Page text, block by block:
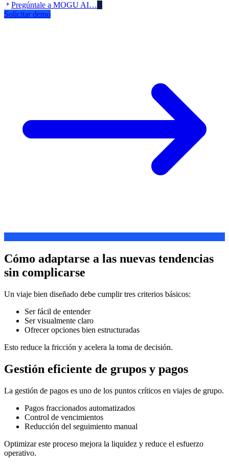
Pregúntale a MOGU AI…
Solicitar demo
Cómo adaptarse a las nuevas tendencias
sin complicarse
Un viaje bien diseñado debe cumplir tres criterios básicos:
Ser fácil de entender
Ser visualmente claro
Ofrecer opciones bien estructuradas
Esto reduce la fricción y acelera la toma de decisión.
Gestión eficiente de grupos y pagos
La gestión de pagos es uno de los puntos críticos en viajes de grupo.
Pagos fraccionados automatizados
Control de vencimientos
Reducción del seguimiento manual
Optimizar este proceso mejora la liquidez y reduce el esfuerzo
operativo.